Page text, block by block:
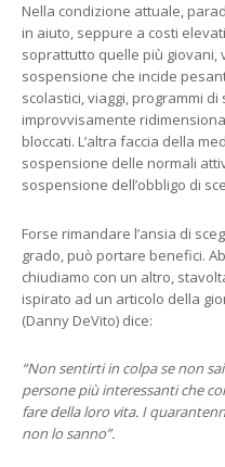
Nella condizione attuale,
in aiuto, seppure a costi
soprattutto quelle più giovani,
sospensione che incide
scolastici, viaggi, programmi
improvvisamente
bloccati. L’altra faccia della
sospensione delle normali
sospensione dell’obbligo di
Forse rimandare l’ansia di
grado, può portare benefici.
chiudiamo con un altro,
ispirato ad un articolo della
(Danny DeVito) dice:
“Non sentirti in colpa se non
persone più interessanti che
fare della loro vita. I
non lo sanno”.